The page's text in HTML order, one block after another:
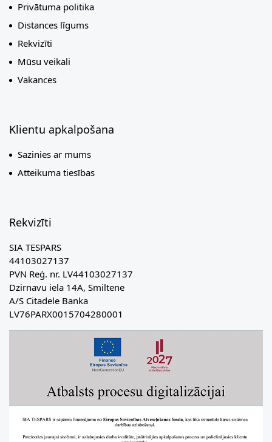
Privātuma politika
Distances līgums
Rekvizīti
Mūsu veikali
Vakances
Klientu apkalpošana
Sazinies ar mums
Atteikuma tiesības
Rekvizīti
SIA TESPARS
44103027137
PVN Reģ. nr. LV44103027137
Dzirnavu iela 14A, Smiltene
A/S Citadele Banka
LV76PARX0015704280001